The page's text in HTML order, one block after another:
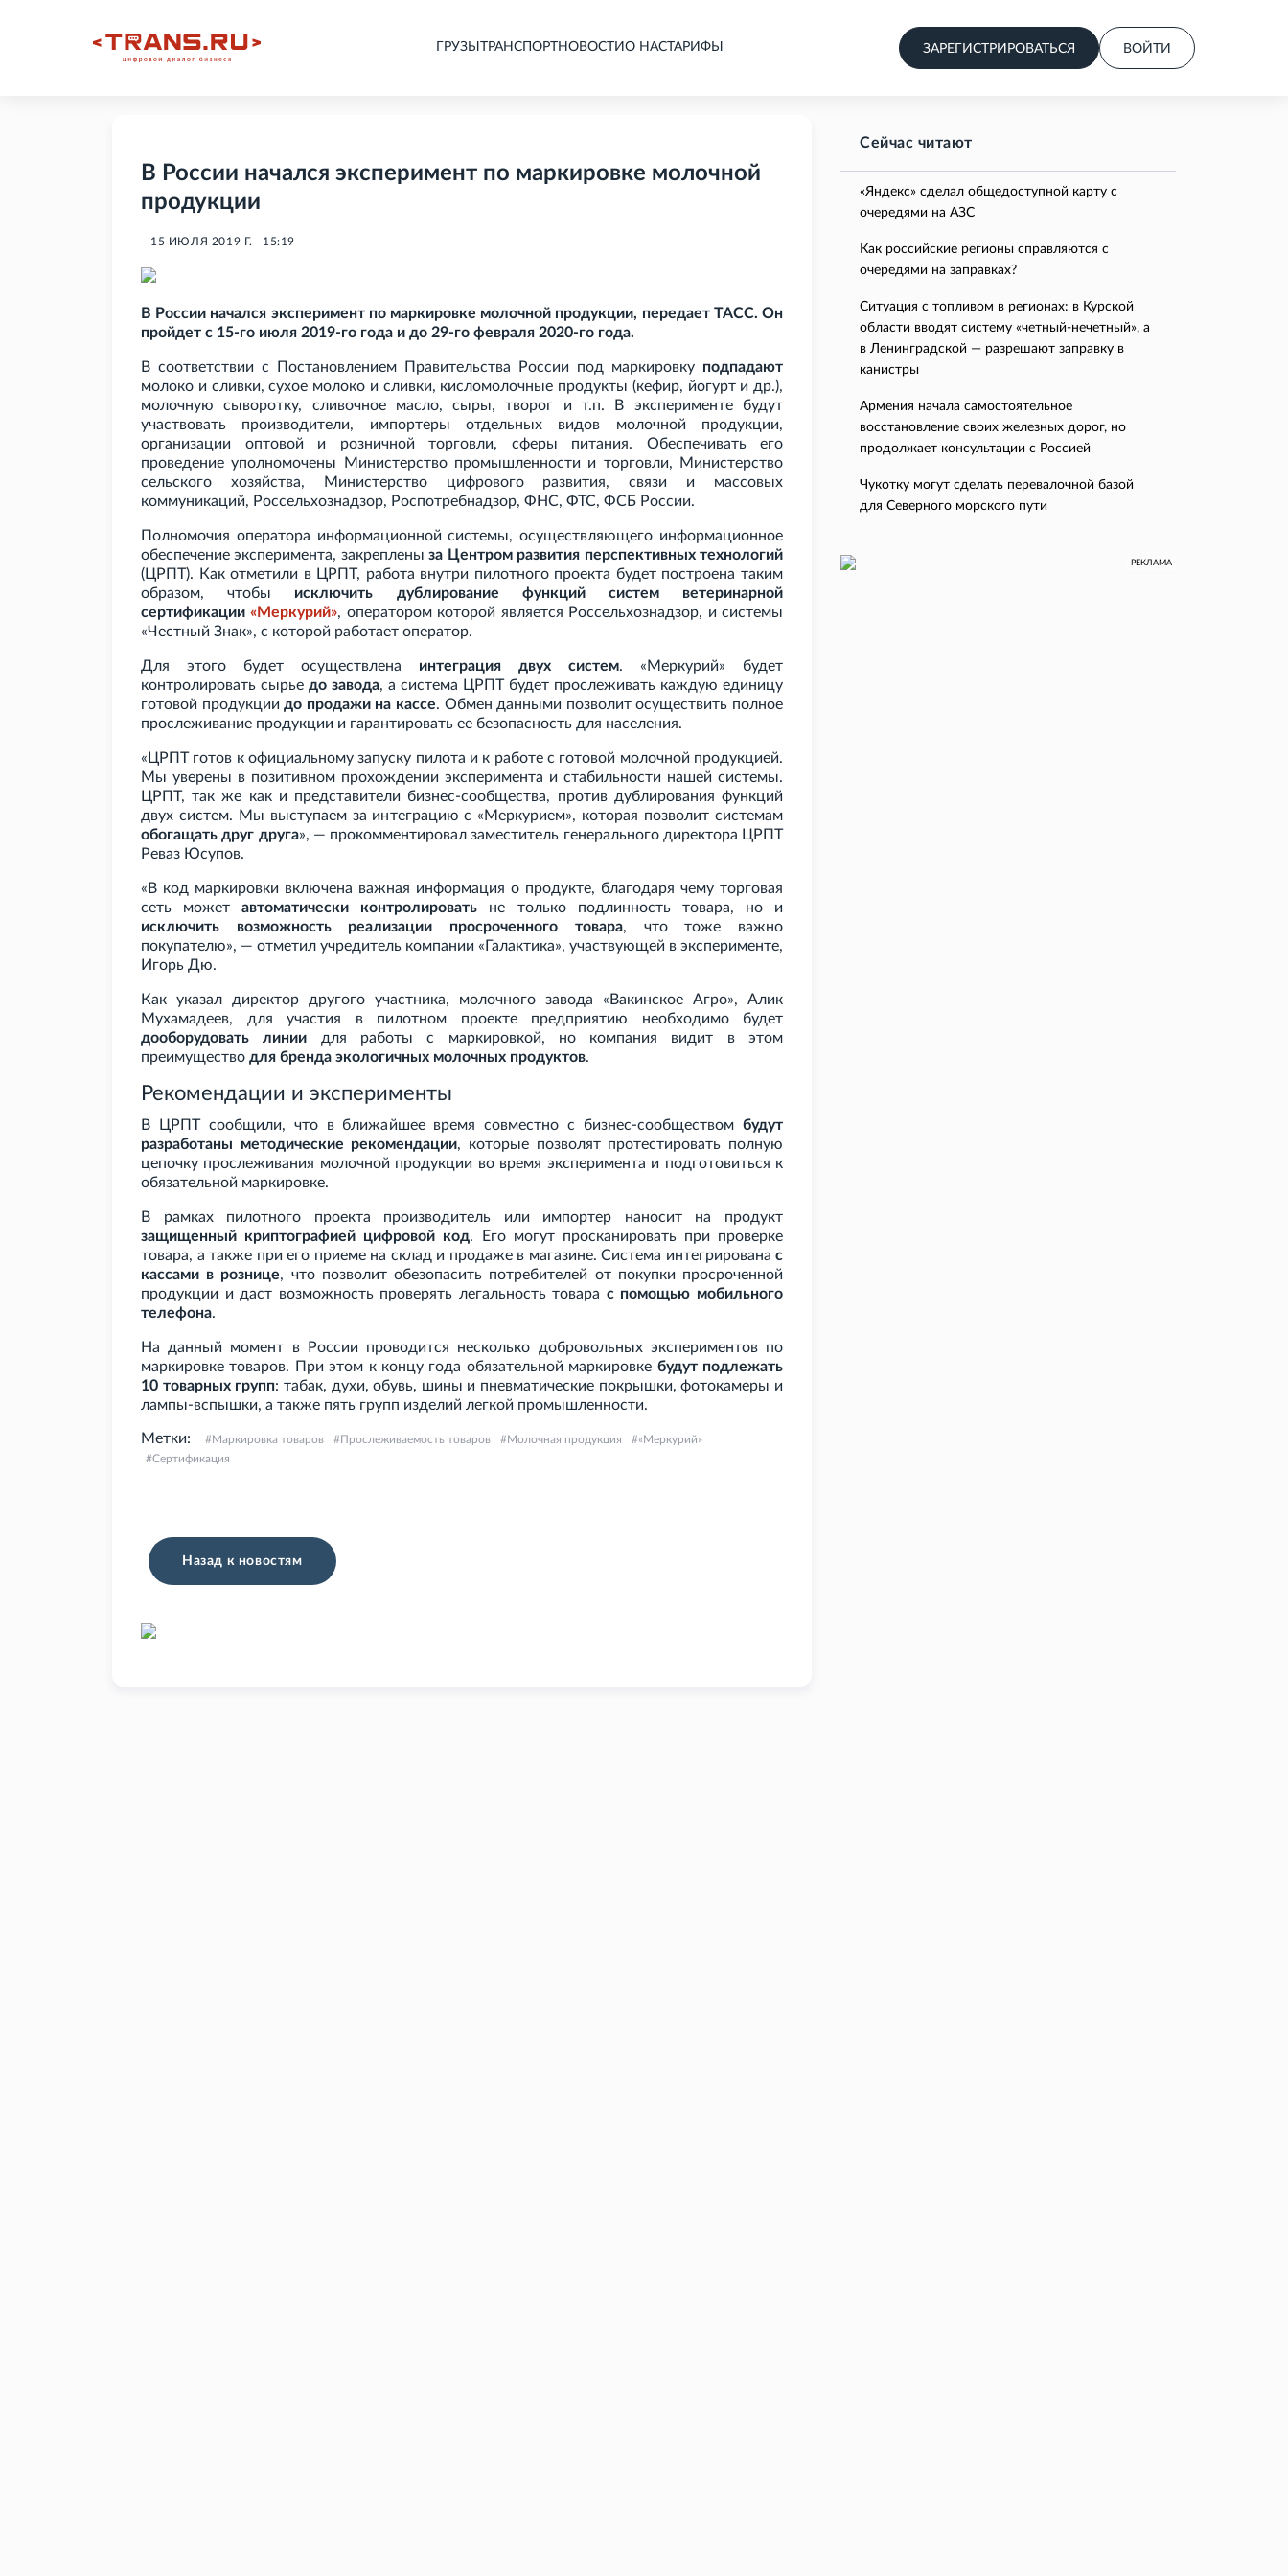
ГРУЗЫ ТРАНСПОРТНОВОСТИ О НАСТАРИФЫ ЗАРЕГИСТРИРОВАТЬСЯ ВОЙТИ
В России начался эксперимент по маркировке молочной
продукции
15 ИЮЛЯ 2019 Г. 15:19
В России начался эксперимент по маркировке молочной продукции, передает ТАСС. Он
пройдет с 15-го июля 2019-го года и до 29-го февраля 2020-го года.
В соответствии с Постановлением Правительства России под маркировку подпадают
молоко и сливки, сухое молоко и сливки, кисломолочные продукты (кефир, йогурт и др.),
молочную сыворотку, сливочное масло, сыры, творог и т.п. В эксперименте будут
участвовать производители, импортеры отдельных видов молочной продукции,
организации оптовой и розничной торговли, сферы питания. Обеспечивать его
проведение уполномочены Министерство промышленности и торговли, Министерство
сельского хозяйства, Министерство цифрового развития, связи и массовых
коммуникаций, Россельхознадзор, Роспотребнадзор, ФНС, ФТС, ФСБ России.
Полномочия оператора информационной системы, осуществляющего информационное
обеспечение эксперимента, закрепленыза Центром развития перспективных технологий
(ЦРПТ). Как отметили в ЦРПТ, работа внутри пилотного проекта будет построена таким
образом, чтобы исключить дублирование функций систем ветеринарной
сертификации«Меркурий», оператором которой является Россельхознадзор, и системы
«Честный Знак», с которой работает оператор.
Для этого будет осуществлена интеграция двух систем. «Меркурий» будет
контролировать сырье до завода, а система ЦРПТ будет прослеживать каждую единицу
готовой продукциидо продажи на кассе. Обмен данными позволит осуществить полное
прослеживание продукции и гарантировать ее безопасность для населения.
«ЦРПТ готов к официальному запуску пилота и к работе с готовой молочной продукцией.
Мы уверены в позитивном прохождении эксперимента и стабильности нашей системы.
ЦРПТ, так же как и представители бизнес-сообщества, против дублирования функций
двух систем. Мы выступаем за интеграцию с «Меркурием», которая позволит системам
обогащать друг друга», — прокомментировал заместитель генерального директора ЦРПТ
Реваз Юсупов.
«В код маркировки включена важная информация о продукте, благодаря чему торговая
сеть можетавтоматически контролировать не только подлинность товара, но и
исключить возможность реализации просроченного товара, что тоже важно
покупателю», — отметил учредитель компании «Галактика», участвующей в эксперименте,
Игорь Дю.
Как указал директор другого участника, молочного завода «Вакинское Агро», Алик
Мухамадеев, для участия в пилотном проекте предприятию необходимо будет
дооборудовать линии для работы с маркировкой, но компания видит в этом
преимущество для бренда экологичных молочных продуктов.
Рекомендации и эксперименты
В ЦРПТ сообщили, что в ближайшее время совместно с бизнес-сообществом будут
разработаны методические рекомендации, которые позволят протестировать полную
цепочку прослеживания молочной продукции во время эксперимента и подготовиться к
обязательной маркировке.
В рамках пилотного проекта производитель или импортер наносит на продукт
защищенный криптографией цифровой код. Его могут просканировать при проверке
товара, а также при его приеме на склад и продаже в магазине. Система интегрирована с
кассами в рознице, что позволит обезопасить потребителей от покупки просроченной
продукции и даст возможность проверять легальность товара с помощью мобильного
телефона.
На данный момент в России проводится несколько добровольных экспериментов по
маркировке товаров. При этом к концу года обязательной маркировке будут подлежать
10 товарных групп: табак, духи, обувь, шины и пневматические покрышки, фотокамеры и
лампы-вспышки, а также пять групп изделий легкой промышленности.
Метки: Маркировка товаров Прослеживаемость товаров Молочная продукция
«Меркурий»
Сертификация
Назад к новостям
Сейчас читают
«Яндекс» сделал общедоступной карту с
очередями на АЗС
Как российские регионы справляются с
очередями на заправках?
Ситуация с топливом в регионах: в Курской
области вводят систему «четный-нечетный», а
в Ленинградской — разрешают заправку в
канистры
Армения начала самостоятельное
восстановление своих железных дорог, но
продолжает консультации с Россией
Чукотку могут сделать перевалочной базой
для Северного морского пути
РЕКЛАМА